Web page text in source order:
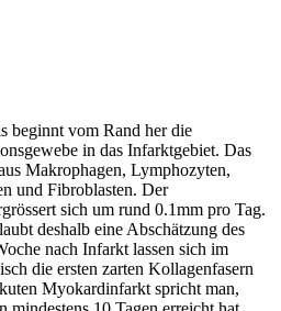
beginnt vom Rand her die
in das Infarktgebiet. Das
Makrophagen, Lymphozyten,
und Fibroblasten. Der
sich um rund 0.1mm pro Tag.
deshalb eine Abschätzung des
nach Infarkt lassen sich im
die ersten zarten Kollagenfasern
Myokardinfarkt spricht man,